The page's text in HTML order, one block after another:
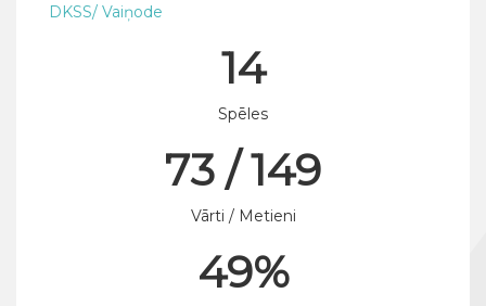
DKSS/ Vaiņode
14
Spēles
73 / 149
Vārti / Metieni
49%